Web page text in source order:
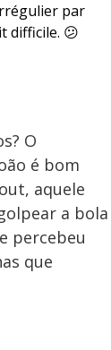
par
difficile. 😕
O
é bom
aquele
a bola
percebeu
que